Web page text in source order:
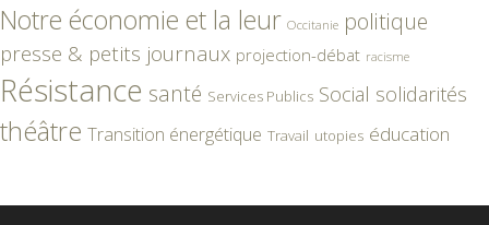
Notre économie et la leur Occitanie politique
presse & petits journaux projection-débat racisme
Résistance santé Services Publics Social solidarités
théâtre Transition énergétique Travail utopies éducation